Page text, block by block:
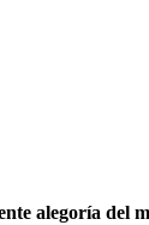
alegoría del